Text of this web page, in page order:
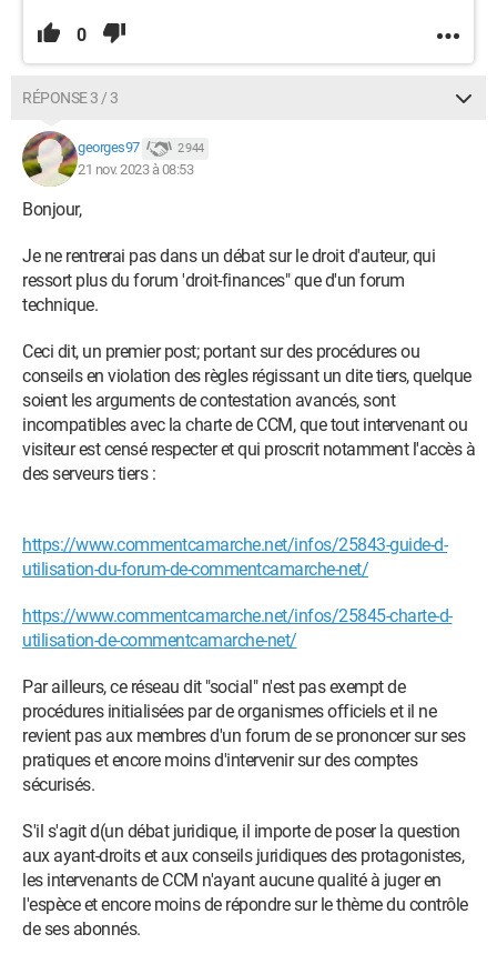
0
RÉPONSE 3 / 3
georges97 2 944
21 nov. 2023 à 08:53
Bonjour,
Je ne rentrerai pas dans un débat sur le droit d'auteur, qui
ressort plus du forum 'droit-finances" que d'un forum
technique.
Ceci dit, un premier post; portant sur des procédures ou
conseils en violation des règles régissant un dite tiers, quelque
soient les arguments de contestation avancés, sont
incompatibles avec la charte de CCM, que tout intervenant ou
visiteur est censé respecter et qui proscrit notamment l'accès à
des serveurs tiers :
https://www.commentcamarche.net/infos/25843-guide-d-
utilisation-du-forum-de-commentcamarche-net/
https://www.commentcamarche.net/infos/25845-charte-d-
utilisation-de-commentcamarche-net/
Par ailleurs, ce réseau dit "social" n'est pas exempt de
procédures initialisées par de organismes officiels et il ne
revient pas aux membres d'un forum de se prononcer sur ses
pratiques et encore moins d'intervenir sur des comptes
sécurisés.
S'il s'agit d(un débat juridique, il importe de poser la question
aux ayant-droits et aux conseils juridiques des protagonistes,
les intervenants de CCM n'ayant aucune qualité à juger en
l'espèce et encore moins de répondre sur le thème du contrôle
de ses abonnés.